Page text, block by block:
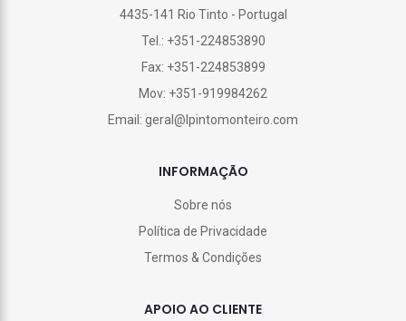
4435-141 Rio Tinto - Portugal
Tel.: +351-224853890
Fax: +351-224853899
Mov: +351-919984262
Email: geral@lpintomonteiro.com
INFORMAÇÃO
Sobre nós
Política de Privacidade
Termos & Condições
APOIO AO CLIENTE